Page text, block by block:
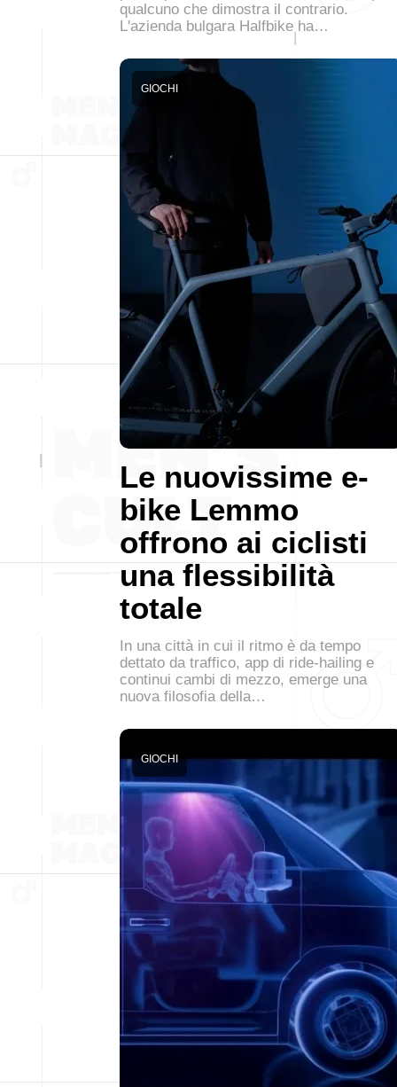
qualcuno che dimostra il contrario.
L'azienda bulgara Halfbike ha…
Le nuovissime e-
bike Lemmo
offrono ai ciclisti
una flessibilità
totale
GIOCHI
In una città in cui il ritmo è da tempo
dettato da traffico, app di ride-hailing e
continui cambi di mezzo, emerge una
nuova filosofia della…
GIOCHI